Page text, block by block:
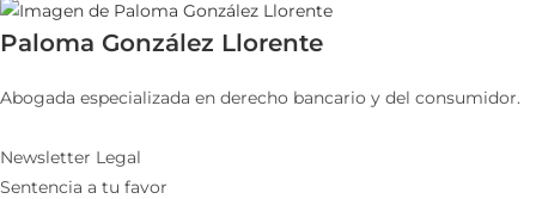
Paloma González Llorente
Abogada especializada en derecho bancario y del consumidor.
Newsletter Legal
Sentencia a tu favor